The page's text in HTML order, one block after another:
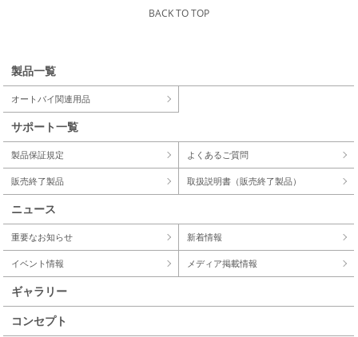
BACK TO TOP
製品一覧
オートバイ関連用品
サポート一覧
製品保証規定 よくあるご質問
販売終了製品 取扱説明書（販売終了製品）
ニュース
重要なお知らせ 新着情報
イベント情報 メディア掲載情報
ギャラリー
コンセプト